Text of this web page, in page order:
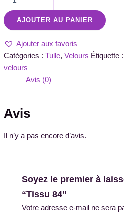
AJOUTER AU PANIER
Ajouter aux favoris
Catégories : Tulle, Velours Étiquette :
velours
Avis (0)
Avis
Il n’y a pas encore d’avis.
Soyez le premier à
“Tissu 84”
Votre adresse e-mail ne sera